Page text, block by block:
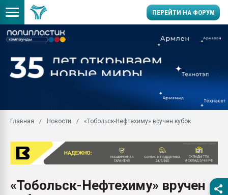
ПЕРЕЙТИ НА ФОРУМ
производство SPC
заводу пластмасс"
Помощь в подборе
Вакуум-формовочные
ближайшее
Подмосковье, Москва
первый план в
пластмасс
Главная Новости «Тобольск-Нефтехиму» вручен кубок
«Тобольск-Нефтехиму» вручен